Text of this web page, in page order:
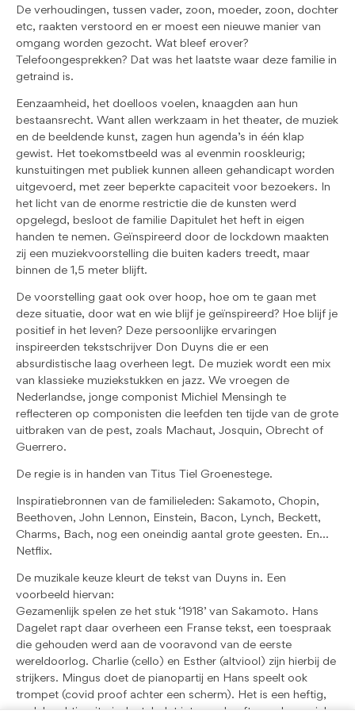
De verhoudingen, tussen vader, zoon, moeder, zoon, dochter
etc, raakten verstoord en er moest een nieuwe manier van
omgang worden gezocht. Wat bleef erover?
Telefoongesprekken? Dat was het laatste waar deze familie in
getraind is.
Eenzaamheid, het doelloos voelen, knaagden aan hun
bestaansrecht. Want allen werkzaam in het theater, de muziek
en de beeldende kunst, zagen hun agenda’s in één klap
gewist. Het toekomstbeeld was al evenmin rooskleurig;
kunstuitingen met publiek kunnen alleen gehandicapt worden
uitgevoerd, met zeer beperkte capaciteit voor bezoekers. In
het licht van de enorme restrictie die de kunsten werd
opgelegd, besloot de familie Dapitulet het heft in eigen
handen te nemen. Geïnspireerd door de lockdown maakten
zij een muziekvoorstelling die buiten kaders treedt, maar
binnen de 1,5 meter blijft.
De voorstelling gaat ook over hoop, hoe om te gaan met
deze situatie, door wat en wie blijf je geïnspireerd? Hoe blijf je
positief in het leven? Deze persoonlijke ervaringen
inspireerden tekstschrijver Don Duyns die er een
absurdistische laag overheen legt. De muziek wordt een mix
van klassieke muziekstukken en jazz. We vroegen de
Nederlandse, jonge componist Michiel Mensingh te
reflecteren op componisten die leefden ten tijde van de grote
uitbraken van de pest, zoals Machaut, Josquin, Obrecht of
Guerrero.
De regie is in handen van Titus Tiel Groenestege.
Inspiratiebronnen van de familieleden: Sakamoto, Chopin,
Beethoven, John Lennon, Einstein, Bacon, Lynch, Beckett,
Charms, Bach, nog een oneindig aantal grote geesten. En…
Netflix.
De muzikale keuze kleurt de tekst van Duyns in. Een
voorbeeld hiervan:
Gezamenlijk spelen ze het stuk ‘1918’ van Sakamoto. Hans
Dagelet rapt daar overheen een Franse tekst, een toespraak
die gehouden werd aan de vooravond van de eerste
wereldoorlog. Charlie (cello) en Esther (altviool) zijn hierbij de
strijkers. Mingus doet de pianopartij en Hans speelt ook
trompet (covid proof achter een scherm). Het is een heftig,
snel, krachtig, ritmisch stuk dat iets wegheeft van de muziek